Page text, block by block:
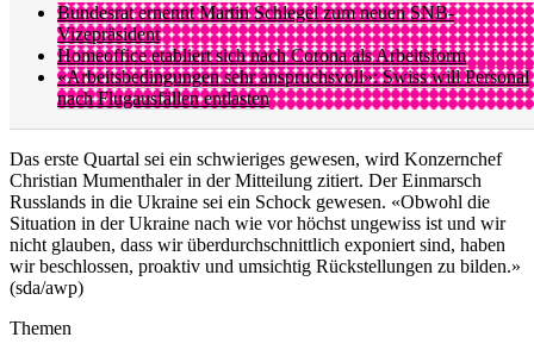
Bundesrat ernennt Martin Schlegel zum neuen SNB-
Vizepräsident
Homeoffice etabliert sich nach Corona als Arbeitsform
«Arbeitsbedingungen sehr anspruchsvoll»: Swiss will Personal
nach Flugausfällen entlasten
Das erste Quartal sei ein schwieriges gewesen, wird Konzernchef
Christian Mumenthaler in der Mitteilung zitiert. Der Einmarsch
Russlands in die Ukraine sei ein Schock gewesen. «Obwohl die
Situation in der Ukraine nach wie vor höchst ungewiss ist und wir
nicht glauben, dass wir überdurchschnittlich exponiert sind, haben
wir beschlossen, proaktiv und umsichtig Rückstellungen zu bilden.»
(sda/awp)
Themen